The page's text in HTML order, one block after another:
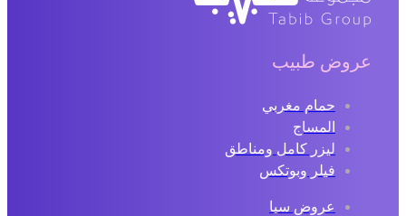
عروض طبيب
حمام مغربي
المساج
ليزر كامل ومناطق
فيلر وبوتكس
عروض سبا